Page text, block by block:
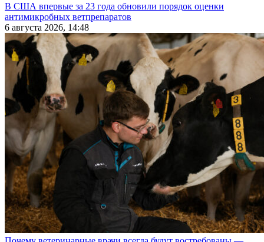
В США впервые за 23 года обновили порядок оценки
антимикробных ветпрепаратов
6 августа 2026, 14:48